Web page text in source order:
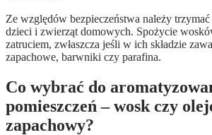
Ze względów bezpieczeństwa należy trzymać
dzieci i zwierząt domowych. Spożycie
zatruciem, zwłaszcza jeśli w ich składzie
zapachowe, barwniki czy parafina.
Co wybrać do
pomieszczeń – wosk czy
zapachowy?